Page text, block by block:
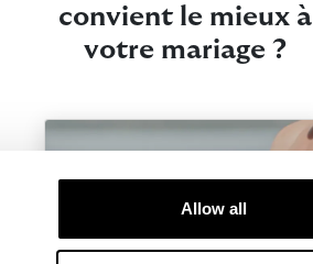
Allow all
convient le mieux à
votre mariage ?